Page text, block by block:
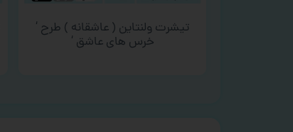
تیشرت ولنتاین ( عاشقانه ) طرح ‘
خرس های عاشق ‘